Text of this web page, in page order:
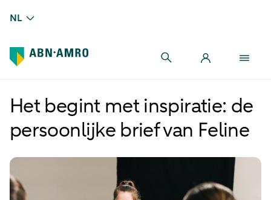
NL
Het begint met inspiratie: de
persoonlijke brief van Feline